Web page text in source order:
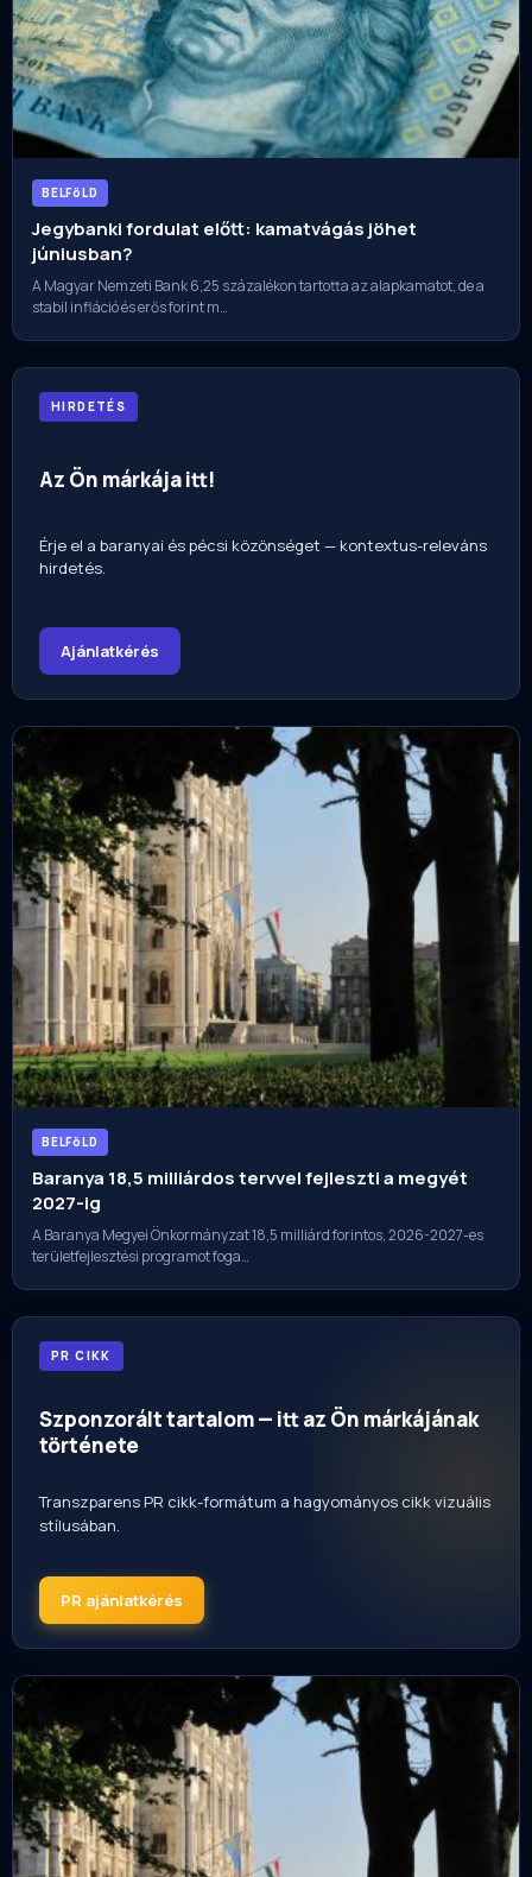
BELFöLD
Jegybanki fordulat előtt: kamatvágás jöhet
júniusban?
A Magyar Nemzeti Bank 6,25 százalékon tartotta az alapkamatot, de a
stabil infláció és erős forint m…
HIRDETÉS
Az Ön márkája itt!
Érje el a baranyai és pécsi közönséget — kontextus-releváns
hirdetés.
Ajánlatkérés
BELFöLD
Baranya 18,5 milliárdos tervvel fejleszti a megyét
2027-ig
A Baranya Megyei Önkormányzat 18,5 milliárd forintos, 2026-2027-es
területfejlesztési programot foga…
PR CIKK
Szponzorált tartalom — itt az Ön márkájának
története
Transzparens PR cikk-formátum a hagyományos cikk vizuális
stílusában.
PR ajánlatkérés